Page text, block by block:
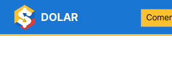
DOLAR